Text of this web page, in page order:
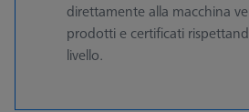
direttamente alla macchina
prodotti e certificati
livello.